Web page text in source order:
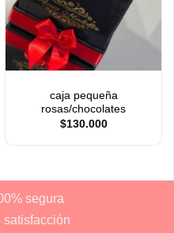
DESEOS
caja pequeña
rosas/chocolates
$130.000
segura
satisfacción